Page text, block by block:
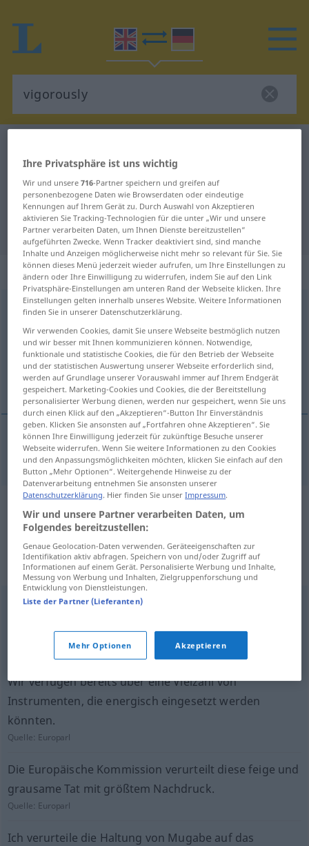
Englisch-Deutsch Übersetzung für
"vigorously"
"vigorously" Deutsch Übersetzung
„vigorously“: adverb
vigorouslyadv
Übersicht aller Übersetzungen
(Für mehr Details die Übersetzung anklicken/antippen)
energisch, heftig
energisch,heftig vigorously
Beispielsätze aus externen Quellen
für "vigorously"
(nicht von der Langenscheidt Redaktion
geprüft)
Überzeugung tun.
Europarl
Wir verfügen bereits über eine Vielzahl von
Instrumenten, die energisch eingesetzt werden
könnten.
Quelle: Europarl
Die Europäische Kommission verurteilt diese feige und
grausame Tat mit größtem Nachdruck.
Quelle: Europarl
Ich verurteile die Haltung von Mugabe auf das
Ihre Privatsphäre ist uns wichtig
Wir und unsere716-Partner speichern und greifen auf
personenbezogene Daten wie Browserdaten oder eindeutige
Kennungen auf Ihrem Gerät zu. Durch Auswahl von Akzeptieren
aktivieren Sie Tracking-Technologien für die unter „Wir und unsere
Partner verarbeiten Daten, um Ihnen Dienste bereitzustellen“
aufgeführten Zwecke. Wenn Tracker deaktiviert sind, sind manche
Inhalte und Anzeigen möglicherweise nicht mehr so relevant für Sie. Sie
können dieses Menü jederzeit wieder aufrufen, um Ihre Einstellungen zu
ändern oder Ihre Einwilligung zu widerrufen, indem Sie auf den Link
Privatsphäre-Einstellungen am unteren Rand der Webseite klicken. Ihre
Einstellungen gelten innerhalb unseres Website. Weitere Informationen
finden Sie in unserer Datenschutzerklärung.
Wir verwenden Cookies, damit Sie unsere Webseite bestmöglich nutzen
und wir besser mit Ihnen kommunizieren können. Notwendige,
funktionale und statistische Cookies, die für den Betrieb der Webseite
und der statistischen Auswertung unserer Webseite erforderlich sind,
werden auf Grundlage unserer Vorauswahl immer auf Ihrem Endgerät
gespeichert. Marketing-Cookies und Cookies, die der Bereitstellung
personalisierter Werbung dienen, werden nur gespeichert, wenn Sie uns
durch einen Klick auf den „Akzeptieren“-Button Ihr Einverständnis
geben. Klicken Sie ansonsten auf „Fortfahren ohne Akzeptieren“. Sie
können Ihre Einwilligung jederzeit für zukünftige Besuche unserer
Webseite widerrufen. Wenn Sie weitere Informationen zu den Cookies
und den Anpassungsmöglichkeiten möchten, klicken Sie einfach auf den
Button „Mehr Optionen“. Weitergehende Hinweise zu der
Datenverarbeitung entnehmen Sie ansonsten unserer
Datenschutzerklärung. Hier finden Sie unserImpressum.
Wir und unsere Partner verarbeiten Daten, um
Folgendes bereitzustellen:
Genaue Geolocation-Daten verwenden. Geräteeigenschaften zur
Identifikation aktiv abfragen. Speichern von und/oder Zugriff auf
Informationen auf einem Gerät. Personalisierte Werbung und Inhalte,
Messung von Werbung und Inhalten, Zielgruppenforschung und
Entwicklung von Dienstleistungen.
Liste der Partner (Lieferanten)
Mehr Optionen Akzeptieren